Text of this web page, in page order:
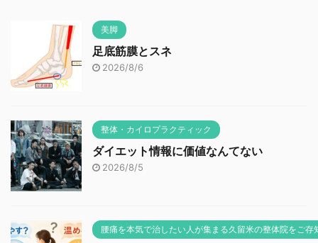
美脚
足底筋膜とスネ
2026/8/6
整体・カイロプラクティック
ダイエット情報に価値なんてない
2026/8/5
腰痛を本気で治したい人が集まる久留米の整体院をご存